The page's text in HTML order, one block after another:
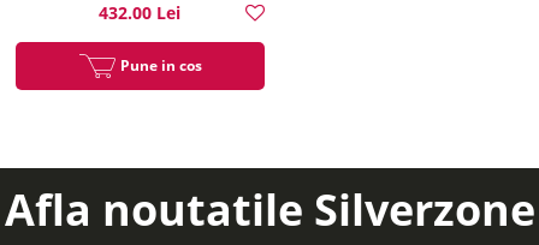
432.00 Lei
Pune in cos
Afla noutatile Silverzone